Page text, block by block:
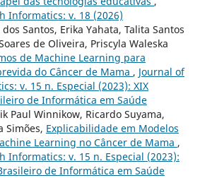
Informatics: v. 18 (2026)
Santos, Erika Yahata, Talita Santos
de Oliveira, Priscyla Waleska
de Machine Learning para
do Câncer de Mama , Journal of
v. 15 n. Especial (2023): XIX
de Informática em Saúde
Paul Winnikow, Ricardo Suyama,
Simões, Explicabilidade em Modelos
Learning no Câncer de Mama ,
Informatics: v. 15 n. Especial (2023):
de Informática em Saúde